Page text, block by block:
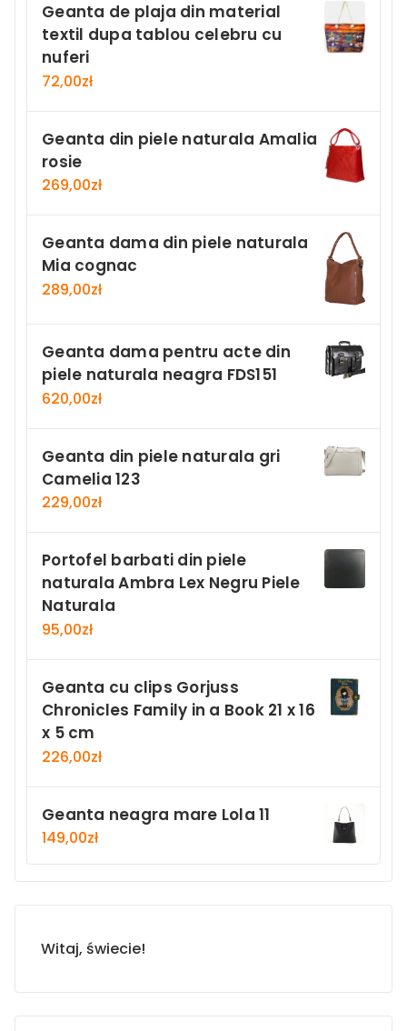
Geanta de plaja din material
textil dupa tablou celebru cu
nuferi
72,00zł
Geanta din piele naturala Amalia
rosie
269,00zł
Geanta dama din piele naturala
Mia cognac
289,00zł
Geanta dama pentru acte din
piele naturala neagra FDS151
620,00zł
Geanta din piele naturala gri
Camelia 123
229,00zł
Portofel barbati din piele
naturala Ambra Lex Negru Piele
Naturala
95,00zł
Geanta cu clips Gorjuss
Chronicles Family in a Book 21 x 16
x 5 cm
226,00zł
Geanta neagra mare Lola 11
149,00zł
Witaj, świecie!